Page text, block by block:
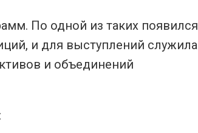
По одной из таких появился
и для выступлений служила
и объединений